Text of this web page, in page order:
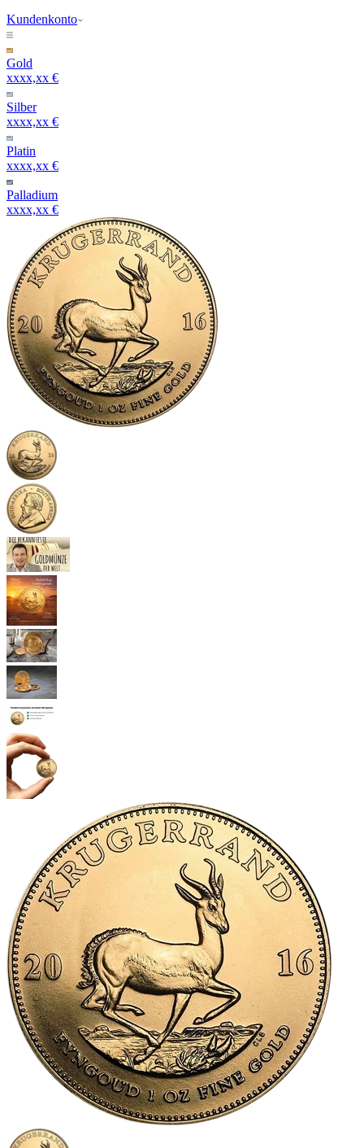
Kundenkonto
Gold
xxxx,xx €
Silber
xxxx,xx €
Platin
xxxx,xx €
Palladium
xxxx,xx €